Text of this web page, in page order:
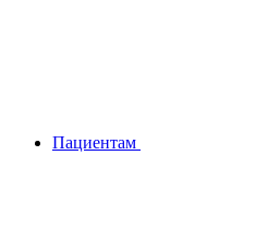
Пациентам